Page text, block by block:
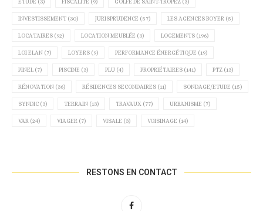
ETUDE (3) FISCALITÉ (9) GOLFE DE SAINT-TROPEZ (3)
INVESTISSEMENT (30) JURISPRUDENCE (57) LES AGENCES BOYER (5)
LOCATAIRES (92) LOCATION MEUBLÉE (3) LOGEMENTS (196)
LOI ELAN (7) LOYERS (9) PERFORMANCE ÉNERGÉTIQUE (19)
PINEL (7) PISCINE (3) PLU (4) PROPRIÉTAIRES (141) PTZ (13)
RÉNOVATION (36) RÉSIDENCES SECONDAIRES (11) SONDAGE/ETUDE (15)
SYNDIC (3) TERRAIN (13) TRAVAUX (77) URBANISME (7)
VAR (24) VIAGER (7) VISALE (3) VOISINAGE (14)
RESTONS EN CONTACT